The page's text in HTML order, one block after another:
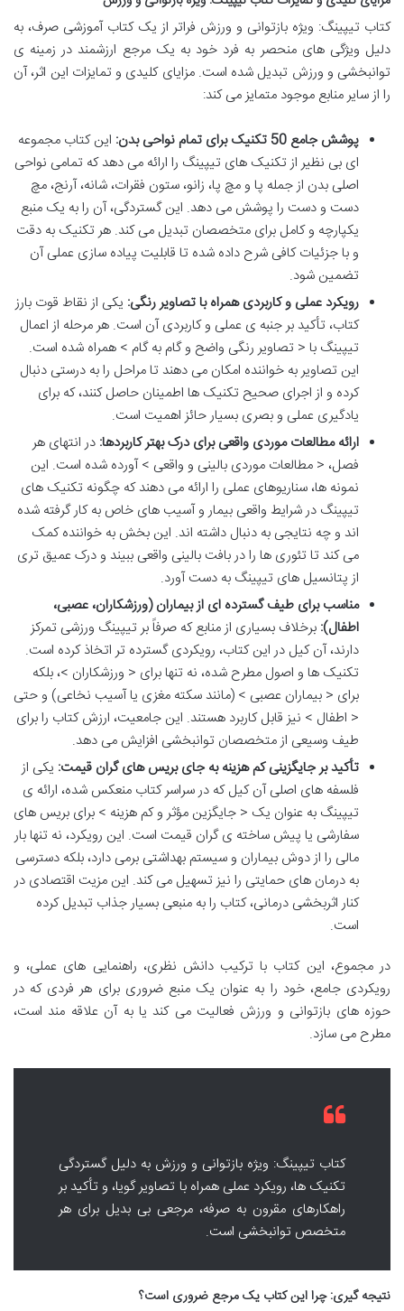
کتاب تیپینگ: ویژه بازتوانی و ورزش فراتر از یک کتاب آموزشی صرف، به
دلیل ویژگی های منحصر به فرد خود به یک مرجع ارزشمند در زمینه ی
توانبخشی و ورزش تبدیل شده است. مزایای کلیدی و تمایزات این اثر، آن
را از سایر منابع موجود متمایز می کند:
پوشش جامع 50 تکنیک برای تمام نواحی بدن:
این کتاب مجموعه
ای بی نظیر از تکنیک های تیپینگ را ارائه می دهد که تمامی نواحی
اصلی بدن از جمله پا و مچ پا، زانو، ستون فقرات، شانه، آرنج، مچ
دست و دست را پوشش می دهد. این گستردگی، آن را به یک منبع
یکپارچه و کامل برای متخصصان تبدیل می کند. هر تکنیک به دقت
و با جزئیات کافی شرح داده شده تا قابلیت پیاده سازی عملی آن
تضمین شود.
رویکرد عملی و کاربردی همراه با تصاویر رنگی: یکی از نقاط قوت بارز
کتاب، تأکید بر جنبه ی عملی و کاربردی آن است. هر مرحله از اعمال
تیپینگ با < تصاویر رنگی واضح و گام به گام > همراه شده است.
این تصاویر به خواننده امکان می دهند تا مراحل را به درستی دنبال
کرده و از اجرای صحیح تکنیک ها اطمینان حاصل کنند، که برای
یادگیری عملی و بصری بسیار حائز اهمیت است.
ارائه مطالعات موردی واقعی برای درک بهتر کاربردها: در انتهای هر
فصل، < مطالعات موردی بالینی و واقعی > آورده شده است. این
نمونه ها، سناریوهای عملی را ارائه می دهند که چگونه تکنیک های
تیپینگ در شرایط واقعی بیمار و آسیب های خاص به کار گرفته شده
اند و چه نتایجی به دنبال داشته اند. این بخش به خواننده کمک
می کند تا تئوری ها را در بافت بالینی واقعی ببیند و درک عمیق تری
از پتانسیل های تیپینگ به دست آورد.
مناسب برای طیف گسترده ای از بیماران (ورزشکاران، عصبی،
اطفال): برخلاف بسیاری از منابع که صرفاً بر تیپینگ ورزشی تمرکز
دارند، آن کیل در این کتاب، رویکردی گسترده تر اتخاذ کرده است.
تکنیک ها و اصول مطرح شده، نه تنها برای < ورزشکاران >، بلکه
برای < بیماران عصبی > (مانند سکته مغزی یا آسیب نخاعی) و حتی
< اطفال > نیز قابل کاربرد هستند. این جامعیت، ارزش کتاب را برای
طیف وسیعی از متخصصان توانبخشی افزایش می دهد.
تأکید بر جایگزینی کم هزینه به جای بریس های گران قیمت: یکی از
فلسفه های اصلی آن کیل که در سراسر کتاب منعکس شده، ارائه ی
تیپینگ به عنوان یک < جایگزین مؤثر و کم هزینه > برای بریس های
سفارشی یا پیش ساخته ی گران قیمت است. این رویکرد، نه تنها بار
مالی را از دوش بیماران و سیستم بهداشتی برمی دارد، بلکه دسترسی
به درمان های حمایتی را نیز تسهیل می کند. این مزیت اقتصادی در
کنار اثربخشی درمانی، کتاب را به منبعی بسیار جذاب تبدیل کرده
است.
در مجموع، این کتاب با ترکیب دانش نظری، راهنمایی های عملی، و
رویکردی جامع، خود را به عنوان یک منبع ضروری برای هر فردی که در
حوزه های بازتوانی و ورزش فعالیت می کند یا به آن علاقه مند است،
مطرح می سازد.
کتاب تیپینگ: ویژه بازتوانی و ورزش به دلیل گستردگی
تکنیک ها، رویکرد عملی همراه با تصاویر گویا، و تأکید بر
راهکارهای مقرون به صرفه، مرجعی بی بدیل برای هر
متخصص توانبخشی است.
نتیجه گیری: چرا این کتاب یک مرجع ضروری است؟